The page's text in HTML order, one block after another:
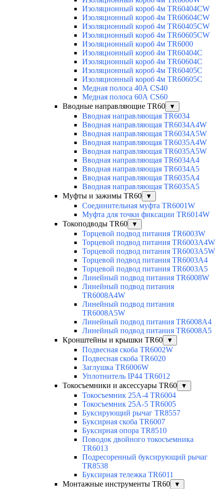
Изоляционный короб 4м TR60404CW
Изоляционный короб 4м TR60604CW
Изоляционный короб 4м TR60405CW
Изоляционный короб 4м TR60605CW
Изоляционный короб 4м TR6000
Изоляционный короб 4м TR60404C
Изоляционный короб 4м TR60604C
Изоляционный короб 4м TR60405C
Изоляционный короб 4м TR60605C
Медная полоса 40А CS40
Медная полоса 60А CS60
Вводные направляющие TR60
▼
Вводная направляющая TR6034
Вводная направляющая TR6034A4W
Вводная направляющая TR6034A5W
Вводная направляющая TR6035A4W
Вводная направляющая TR6035A5W
Вводная направляющая TR6034A4
Вводная направляющая TR6034A5
Вводная направляющая TR6035A4
Вводная направляющая TR6035A5
Муфты и зажимы TR60
▼
Соединительная муфта TR6001W
Муфта для точки фиксации TR6014W
Токоподводы TR60
▼
Торцевой подвод питания TR6003W
Торцевой подвод питания TR6003A4W
Торцевой подвод питания TR6003A5W
Торцевой подвод питания TR6003A4
Торцевой подвод питания TR6003A5
Линейный подвод питания TR6008W
Линейный подвод питания
TR6008A4W
Линейный подвод питания
TR6008A5W
Линейный подвод питания TR6008A4
Линейный подвод питания TR6008A5
Кронштейны и крышки TR60
▼
Подвесная скоба TR6002W
Подвесная скоба TR6020
Заглушка TR6006W
Уплотнитель IP44 TR6012
Токосъемники и аксессуары TR60
▼
Токосъемник 25А-4 TR6004
Токосъемник 25А-5 TR6005
Буксирующий рычаг TR8557
Буксирная скоба TR6007
Буксирная опора TR8510
Поводок двойного токосъемника
TR6013
Подресоренный буксирующий рычаг
TR8538
Буксирная тележка TR6011
Монтажные инструменты TR60
▼